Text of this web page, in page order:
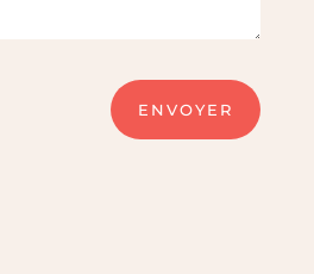
ENVOYER